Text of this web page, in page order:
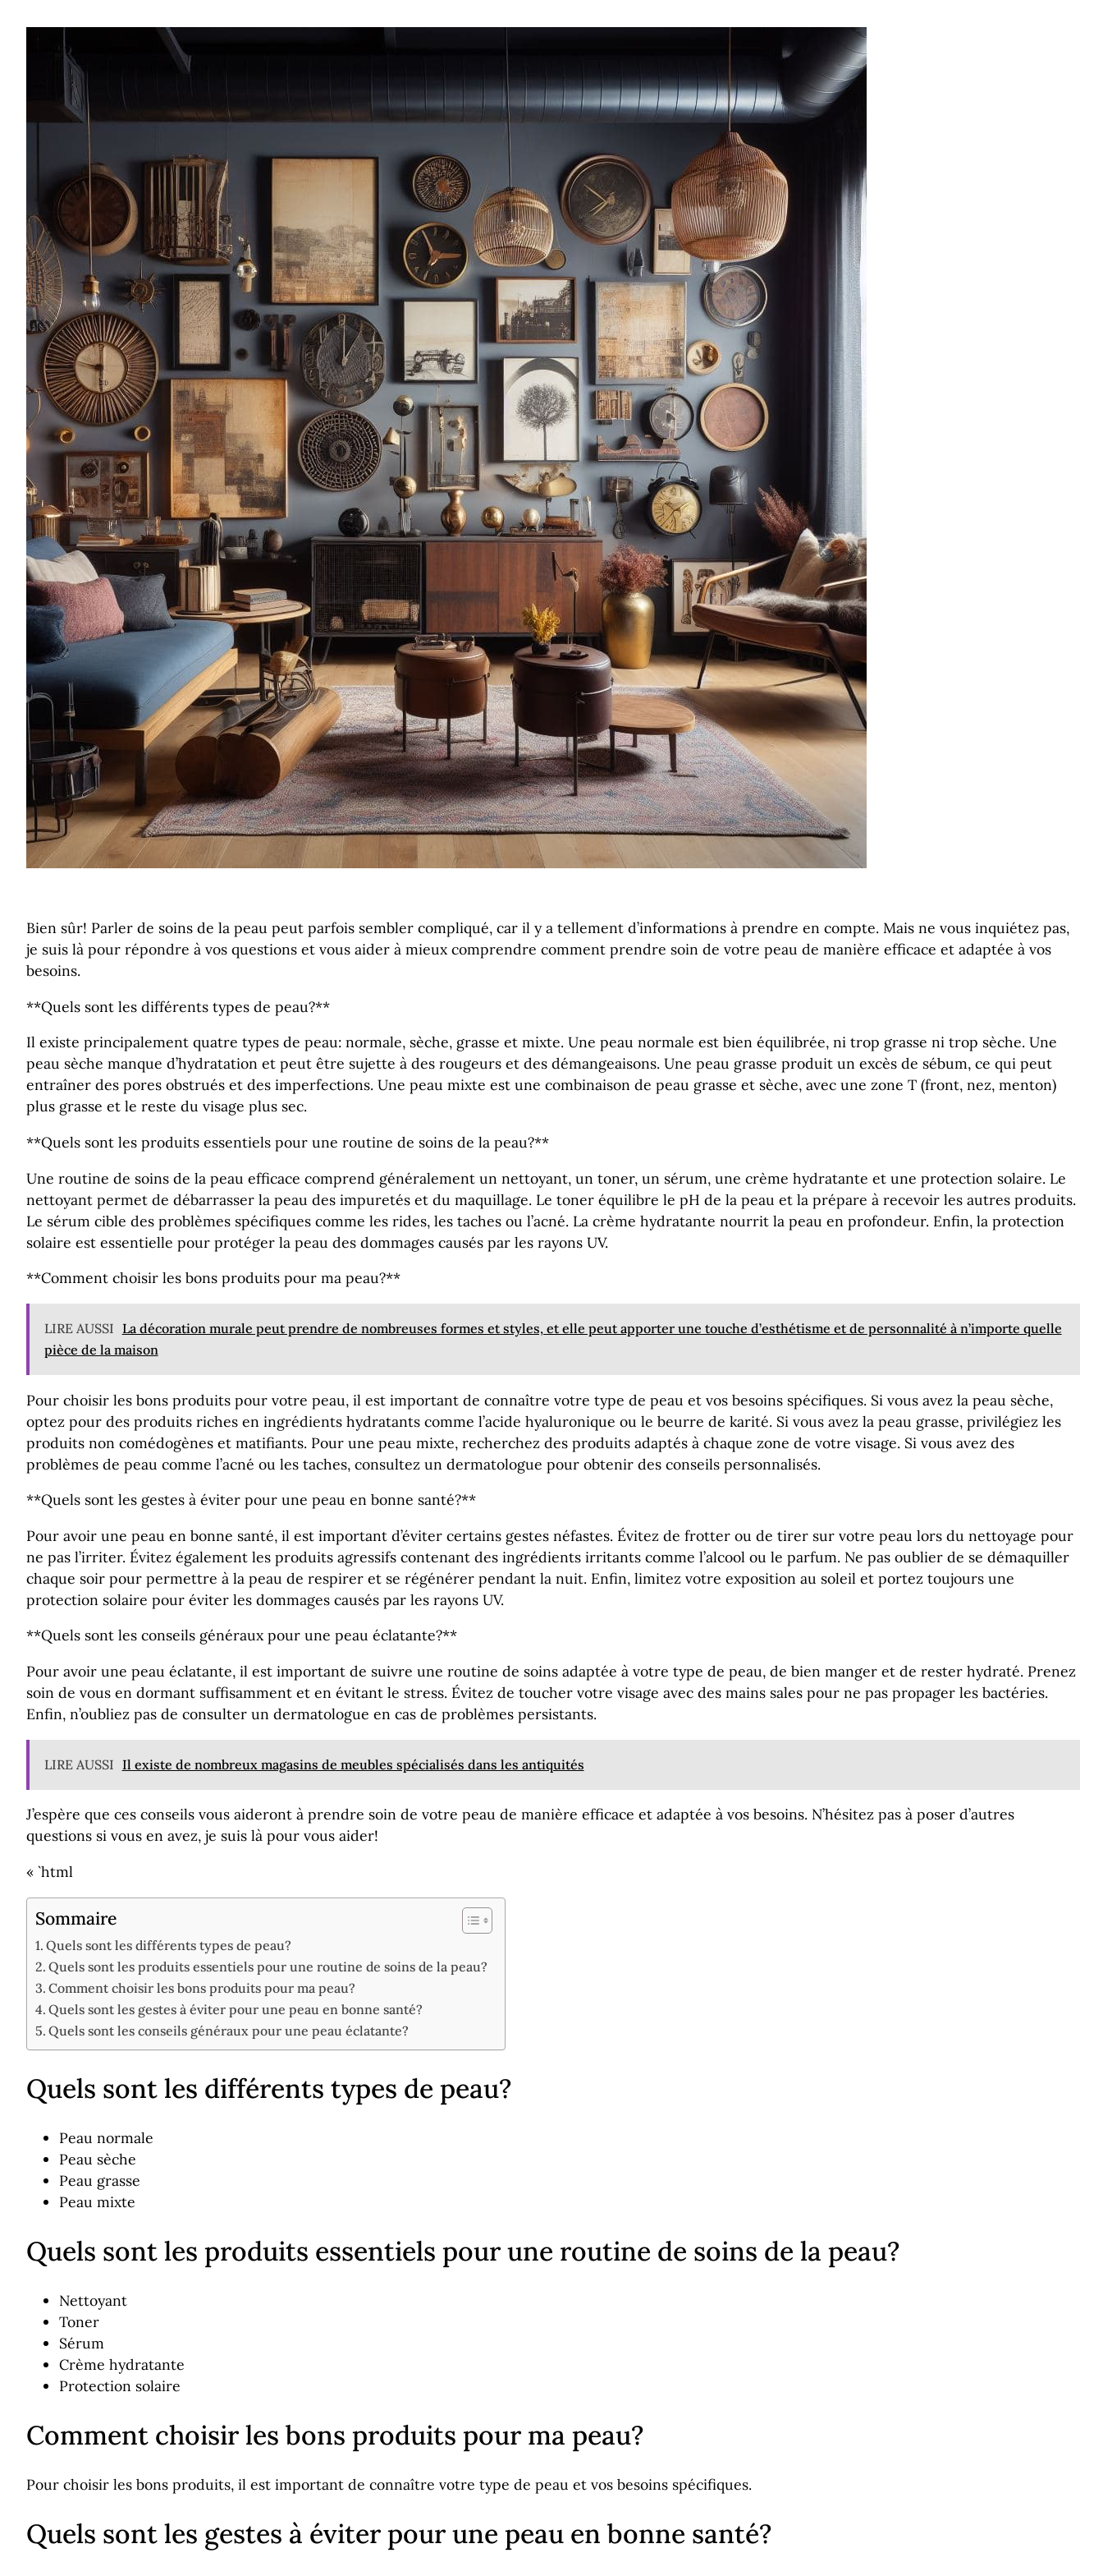
Bien sûr! Parler de soins de la peau peut parfois sembler compliqué, car il y a tellement d’informations à prendre en compte. Mais ne vous inquiétez pas,
je suis là pour répondre à vos questions et vous aider à mieux comprendre comment prendre soin de votre peau de manière efficace et adaptée à vos
besoins.
**Quels sont les différents types de peau?**
Il existe principalement quatre types de peau: normale, sèche, grasse et mixte. Une peau normale est bien équilibrée, ni trop grasse ni trop sèche. Une
peau sèche manque d’hydratation et peut être sujette à des rougeurs et des démangeaisons. Une peau grasse produit un excès de sébum, ce qui peut
entraîner des pores obstrués et des imperfections. Une peau mixte est une combinaison de peau grasse et sèche, avec une zone T (front, nez, menton)
plus grasse et le reste du visage plus sec.
**Quels sont les produits essentiels pour une routine de soins de la peau?**
Une routine de soins de la peau efficace comprend généralement un nettoyant, un toner, un sérum, une crème hydratante et une protection solaire. Le
nettoyant permet de débarrasser la peau des impuretés et du maquillage. Le toner équilibre le pH de la peau et la prépare à recevoir les autres produits.
Le sérum cible des problèmes spécifiques comme les rides, les taches ou l’acné. La crème hydratante nourrit la peau en profondeur. Enfin, la protection
solaire est essentielle pour protéger la peau des dommages causés par les rayons UV.
**Comment choisir les bons produits pour ma peau?**
LIRE AUSSI La décoration murale peut prendre de nombreuses formes et styles, et elle peut apporter une touche d’esthétisme et de personnalité à n’importe quelle
pièce de la maison
Pour choisir les bons produits pour votre peau, il est important de connaître votre type de peau et vos besoins spécifiques. Si vous avez la peau sèche,
optez pour des produits riches en ingrédients hydratants comme l’acide hyaluronique ou le beurre de karité. Si vous avez la peau grasse, privilégiez les
produits non comédogènes et matifiants. Pour une peau mixte, recherchez des produits adaptés à chaque zone de votre visage. Si vous avez des
problèmes de peau comme l’acné ou les taches, consultez un dermatologue pour obtenir des conseils personnalisés.
**Quels sont les gestes à éviter pour une peau en bonne santé?**
Pour avoir une peau en bonne santé, il est important d’éviter certains gestes néfastes. Évitez de frotter ou de tirer sur votre peau lors du nettoyage pour
ne pas l’irriter. Évitez également les produits agressifs contenant des ingrédients irritants comme l’alcool ou le parfum. Ne pas oublier de se démaquiller
chaque soir pour permettre à la peau de respirer et se régénérer pendant la nuit. Enfin, limitez votre exposition au soleil et portez toujours une
protection solaire pour éviter les dommages causés par les rayons UV.
**Quels sont les conseils généraux pour une peau éclatante?**
Pour avoir une peau éclatante, il est important de suivre une routine de soins adaptée à votre type de peau, de bien manger et de rester hydraté. Prenez
soin de vous en dormant suffisamment et en évitant le stress. Évitez de toucher votre visage avec des mains sales pour ne pas propager les bactéries.
Enfin, n’oubliez pas de consulter un dermatologue en cas de problèmes persistants.
LIRE AUSSI Il existe de nombreux magasins de meubles spécialisés dans les antiquités
J’espère que ces conseils vous aideront à prendre soin de votre peau de manière efficace et adaptée à vos besoins. N’hésitez pas à poser d’autres
questions si vous en avez, je suis là pour vous aider!
« `html
Sommaire
Quels sont les différents types de peau?
Quels sont les produits essentiels pour une routine de soins de la peau?
Comment choisir les bons produits pour ma peau?
Quels sont les gestes à éviter pour une peau en bonne santé?
Quels sont les conseils généraux pour une peau éclatante?
Quels sont les différents types de peau?
Peau normale
Peau sèche
Peau grasse
Peau mixte
Quels sont les produits essentiels pour une routine de soins de la peau?
Nettoyant
Toner
Sérum
Crème hydratante
Protection solaire
Comment choisir les bons produits pour ma peau?
Pour choisir les bons produits, il est important de connaître votre type de peau et vos besoins spécifiques.
Quels sont les gestes à éviter pour une peau en bonne santé?